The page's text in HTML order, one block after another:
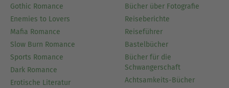
Gothic Romance
Enemies to Lovers
Mafia Romance
Slow Burn Romance
Sports Romance
Dark Romance
Erotische Literatur
Bücher über Fotografie
Reiseberichte
Reiseführer
Bastelbücher
Bücher für die
Schwangerschaft
Achtsamkeits-Bücher